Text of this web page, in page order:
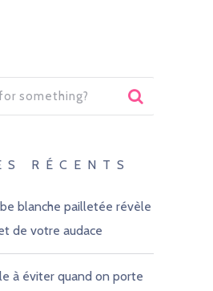
RÉCENTS
blanche pailletée révèle
de votre audace
à éviter quand on porte